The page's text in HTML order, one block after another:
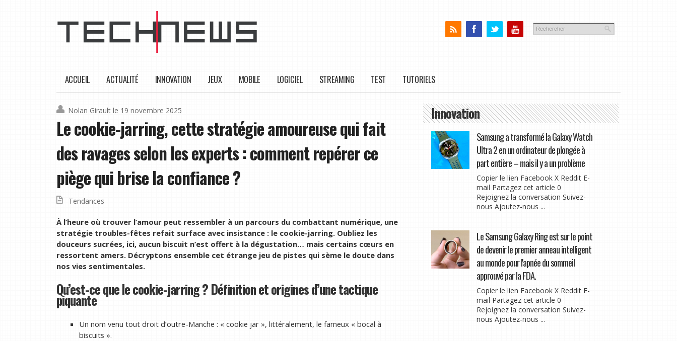
ACCUEIL ACTUALITÉ INNOVATION JEUX MOBILE LOGICIEL STREAMING TEST TUTORIELS
Nolan Girault le 19 novembre 2025
Le cookie-jarring, cette stratégie amoureuse qui fait
des ravages selon les experts : comment repérer ce
piège qui brise la confiance ?
Tendances
À l’heure où trouver l’amour peut ressembler à un parcours du combattant numérique, une
stratégie troubles-fêtes refait surface avec insistance : le cookie-jarring. Oubliez les
douceurs sucrées, ici, aucun biscuit n’est offert à la dégustation… mais certains cœurs en
ressortent amers. Décryptons ensemble cet étrange jeu de pistes qui sème le doute dans
nos vies sentimentales.
Qu’est-ce que le cookie-jarring ? Définition et origines d’une tactique
piquante
Un nom venu tout droit d’outre-Manche : « cookie jar », littéralement, le fameux « bocal à
biscuits ».
Innovation
Samsung a transformé la Galaxy Watch
Ultra 2 en un ordinateur de plongée à
part entière – mais il y a un problème
Copier le lien Facebook X Reddit E-
mail Partagez cet article 0
Rejoignez la conversation Suivez-
nous Ajoutez-nous ...
Le Samsung Galaxy Ring est sur le point
de devenir le premier anneau intelligent
au monde pour l'apnée du sommeil
approuvé par la FDA.
Copier le lien Facebook X Reddit E-
mail Partagez cet article 0
Rejoignez la conversation Suivez-
nous Ajoutez-nous ...